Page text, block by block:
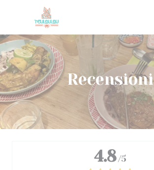
Personalizzazione delle tue scelte sui cookie
Recensioni
4.8 /5